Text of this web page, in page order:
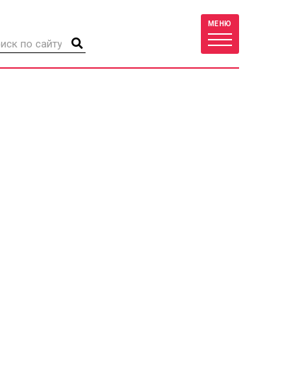
МЕНЮ